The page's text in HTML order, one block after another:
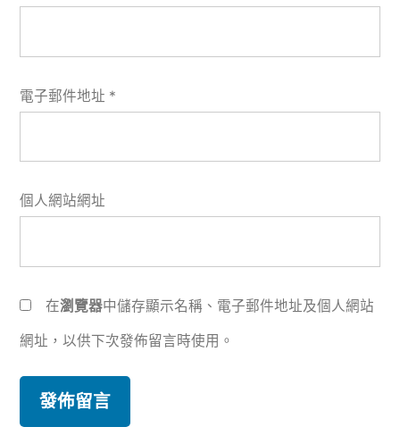
電子郵件地址 *
個人網站網址
在瀏覽器中儲存顯示名稱、電子郵件地址及個人網站
網址，以供下次發佈留言時使用。